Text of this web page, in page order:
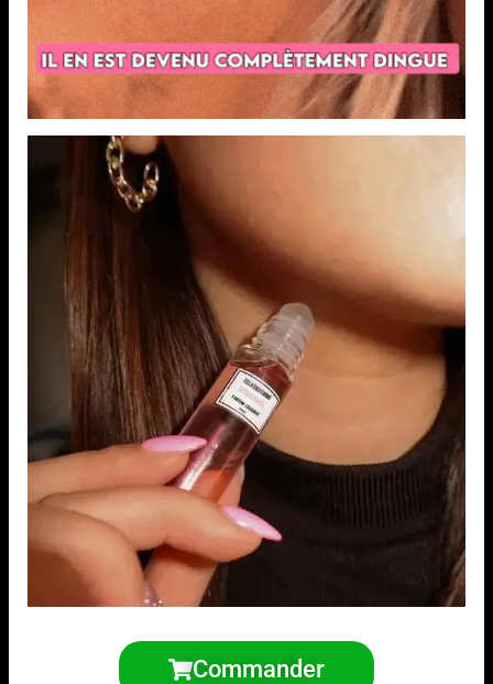
Commander